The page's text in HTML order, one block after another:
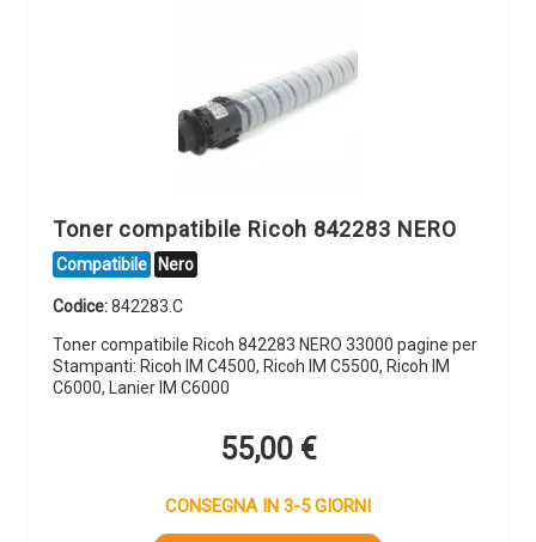
Toner compatibile Ricoh 842283 NERO
Compatibile Nero
Codice:842283.C
Toner compatibile Ricoh 842283 NERO 33000 pagine per
Stampanti: Ricoh IM C4500, Ricoh IM C5500, Ricoh IM
C6000, Lanier IM C6000
55,00 €
CONSEGNA IN 3-5 GIORNI